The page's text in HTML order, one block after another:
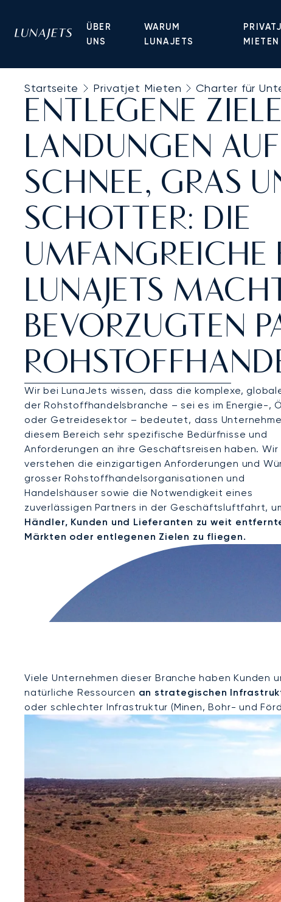
ÜBER
UNS
WARUM
LUNAJETS
MIETEN
Startseite Privatjet Mieten Charter für
ENTLEGENE
LANDUNGEN
SCHNEE, GRAS
SCHOTTER: DIE
UMFANGREICHE
LUNAJETS
BEVORZUGTEN
Wir bei LunaJets wissen, dass die komplexe,
der Rohstoffhandelsbranche – sei es im Energie-,
oder Getreidesektor – bedeutet, dass
diesem Bereich sehr spezifische Bedürfnisse und
Anforderungen an ihre Geschäftsreisen haben. Wir
verstehen die einzigartigen Anforderungen und
grosser Rohstoffhandelsorganisationen und
Handelshäuser sowie die Notwendigkeit eines
zuverlässigen Partners in der Geschäftsluftfahrt,
Händler, Kunden und Lieferanten zu weit
Märkten oder entlegenen Zielen zu fliegen.
Viele Unternehmen dieser Branche haben
natürliche Ressourcen an strategischen
oder schlechter Infrastruktur (Minen, Bohr- und